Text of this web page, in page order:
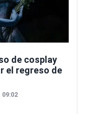
de cosplay
el regreso de
09:02